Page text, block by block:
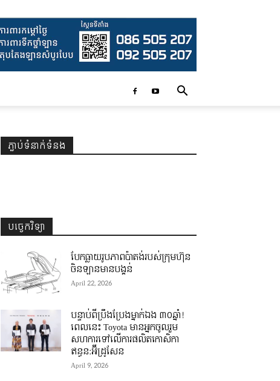
ភ្ជាប់ទំនាក់ទំនង
បច្ចេកវិទ្យា
បែកធ្លាយរូបភាពប៉ាតង់របស់ក្រុមហ៊ុន
ចិនឡានមានបង្គន់
April 22, 2026
បន្ទាប់ពីប្រឹងប្រែងម្នាក់ឯង ៣០ឆ្នាំ! ​
ពេលនេះ Toyota មានអ្នកចូលរួម
សហការទៅលើការផលិតកោសិកា
ឥន្ធន:អ៊ីដ្រូសែន
April 9, 2026